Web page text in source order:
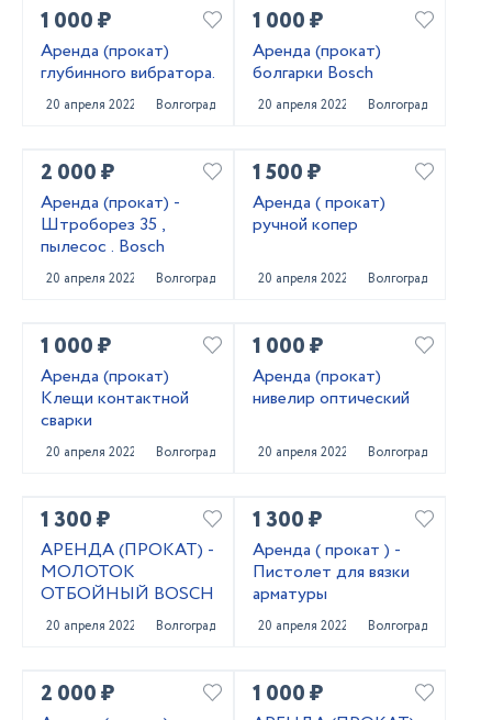
1 000 ₽
Apeндa (пpoкaт)
глубиннoгo вибpaтopa.
20 апреля 2022 Волгоград
1 000 ₽
Аренда (прокат)
болгарки Bosch
20 апреля 2022 Волгоград
2 000 ₽
Аренда (прокат) -
Штроборез 35 ,
пылесос . Bosch
20 апреля 2022 Волгоград
1 500 ₽
Аренда ( прокат)
ручной копер
20 апреля 2022 Волгоград
1 000 ₽
Аренда (прокат)
Клещи контактной
сварки
20 апреля 2022 Волгоград
1 000 ₽
Аренда (прокат)
нивелир оптический
20 апреля 2022 Волгоград
1 300 ₽
АРЕНДА (ПРОКАТ) -
МОЛОТОК
ОТБОЙНЫЙ BOSCH
20 апреля 2022 Волгоград
1 300 ₽
Аренда ( прокат ) -
Пистолет для вязки
арматуры
20 апреля 2022 Волгоград
2 000 ₽ 1 000 ₽